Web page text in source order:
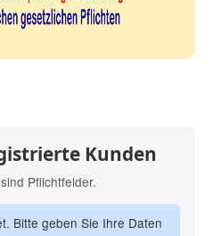
Kunden
Pflichtfelder.
Bitte geben Sie Ihre Daten